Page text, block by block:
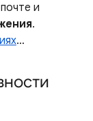
и
.
…